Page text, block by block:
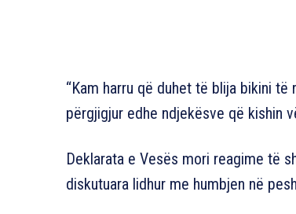
“Kam harru që duhet të blija bikini
përgjigjur edhe ndjekësve që kishin
Deklarata e Vesës mori reagime të
diskutuara lidhur me humbjen në